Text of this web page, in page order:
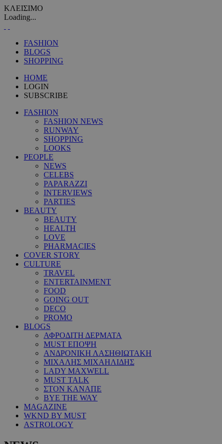
ΚΛΕΙΣΙΜΟ
Loading...
FASHION
BLOGS
SHOPPING
HOME
LOGIN
SUBSCRIBE
FASHION
FASHION NEWS
RUNWAY
SHOPPING
LOOKS
PEOPLE
NEWS
CELEBS
PAPARAZZI
INTERVIEWS
PARTIES
BEAUTY
BEAUTY
HEALTH
LOVE
PHARMACIES
COVER STORY
CULTURE
TRAVEL
ENTERTAINMENT
FOOD
GOING OUT
DECO
PROMO
BLOGS
ΑΦΡΟΔΙΤΗ ΔΕΡΜΑΤΑ
MUST ΕΠΟΨΗ
ΑΝΔΡΟΝΙΚΗ ΛΑΣΗΘΙΩΤΑΚΗ
ΜΙΧΑΛΗΣ ΜΙΧΑΗΛΙΔΗΣ
LADY MAXWELL
MUST TALK
ΣΤΟΝ ΚΑΝΑΠΕ
BYE THE WAY
MAGAZINE
WKND BY MUST
ASTROLOGY